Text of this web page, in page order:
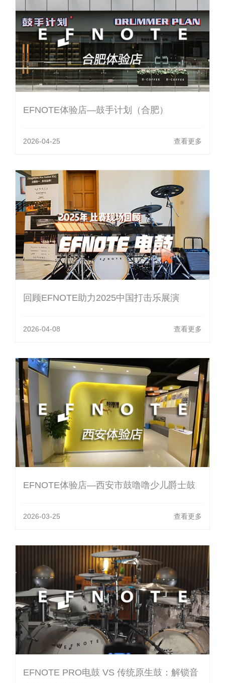
EFNOTE体验店—鼓手计划（合肥）
2026-04-25 查看更多
回顾EFNOTE助力2025中国打击乐展演
2026-04-08 查看更多
EFNOTE体验店—西安市鼓噜噜少儿爵士鼓
2026-03-25 查看更多
EFNOTE PRO电鼓 VS 传统原生鼓：解锁音